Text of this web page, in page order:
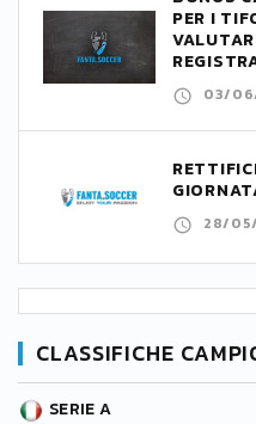
PER I
03/
28/
CLASSIFICHE
SERIE A